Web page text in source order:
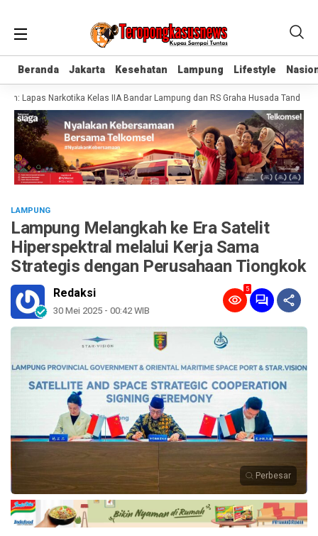
Beranda Jakarta Kesehatan Lampung Lifestyle
Beranda Jakarta Kesehatan Lampung Lifestyle
Lapas Narkotika Kelas IIA Bandar Lampung dan RS Graha Husada
LAMPUNG
Lampung Melangkah ke Era Satelit
Hiperspektral melalui Kerja Sama
Strategis dengan Perusahaan Tiongkok
Redaksi
30 Mei 2025 - 00:42 WIB
5
Perbesar